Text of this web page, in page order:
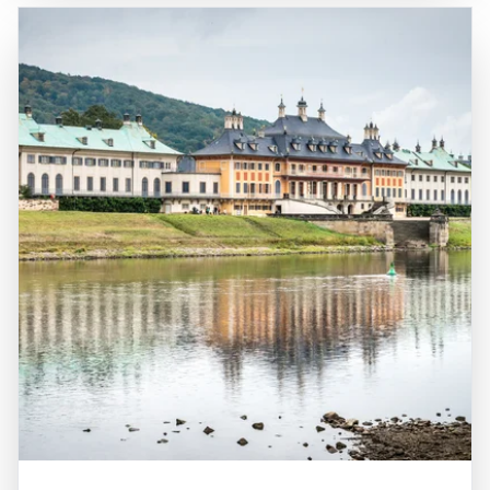
geologische Wunder sind, sondern auch eine reiche
Gelegenheit, die unberührte Natur zu genießen, sportliche
Aktivitäten auszuprobieren und die faszinierende
Geschichte der Region zu entdecken.
zu einem idealen Ausgangspunkt für Erkundungen der
umliegenden Städte und Sehenswürdigkeiten, wie der
Stadt Pirna und der tschechischen Stadt Děčín. Die
Kombination aus der spektakulären Natur, den vielfältigen
Freizeitmöglichkeiten und der kulturellen Bedeutung
macht die Sächsische Schweiz zu einem bereichernden
Erlebnis für alle, die die Schönheit und Vielfalt dieser
einzigartigen Region entdecken möchten.